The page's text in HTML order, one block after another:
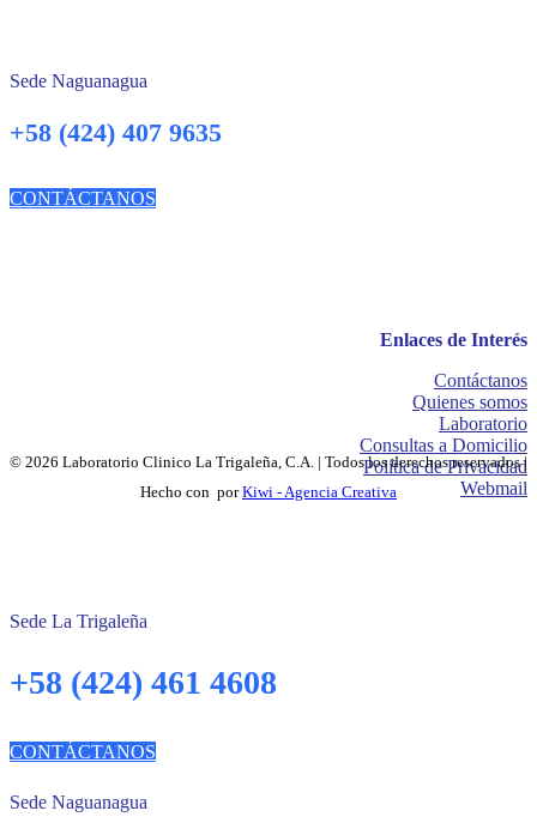
Sede Naguanagua
+58 (424) 407 9635
CONTÁCTANOS
Enlaces de Interés
Contáctanos
Quienes somos
Laboratorio
Consultas a Domicilio
Política de Privacidad
Webmail
© 2026 Laboratorio Clinico La Trigaleña, C.A. | Todos los derechos reservados |
Hecho con porKiwi - Agencia Creativa
Sede La Trigaleña
+58 (424) 461 4608
CONTÁCTANOS
Sede Naguanagua